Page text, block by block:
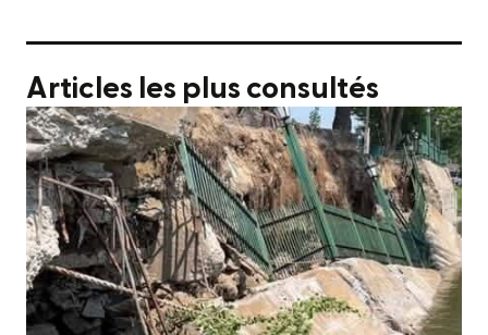
Articles les plus consultés